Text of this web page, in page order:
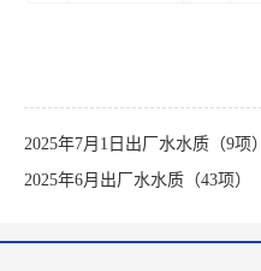
2025年7月1日出厂水水质（9项）
2025年6月出厂水水质（43项）